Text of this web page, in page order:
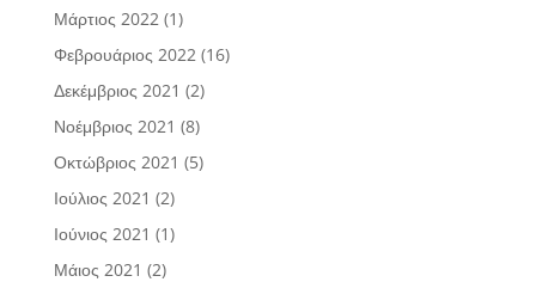
Μάρτιος 2022 (1)
Φεβρουάριος 2022 (16)
Δεκέμβριος 2021 (2)
Νοέμβριος 2021 (8)
Οκτώβριος 2021 (5)
Ιούλιος 2021 (2)
Ιούνιος 2021 (1)
Μάιος 2021 (2)